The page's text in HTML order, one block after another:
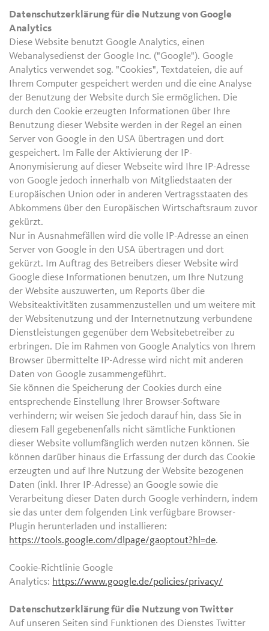
Datenschutzerklärung für die Nutzung von Google
Analytics
Diese Website benutzt Google Analytics, einen
Webanalysedienst der Google Inc. ("Google"). Google
Analytics verwendet sog. "Cookies", Textdateien, die auf
Ihrem Computer gespeichert werden und die eine Analyse
der Benutzung der Website durch Sie ermöglichen. Die
durch den Cookie erzeugten Informationen über Ihre
Benutzung dieser Website werden in der Regel an einen
Server von Google in den USA übertragen und dort
gespeichert. Im Falle der Aktivierung der IP-
Anonymisierung auf dieser Webseite wird Ihre IP-Adresse
von Google jedoch innerhalb von Mitgliedstaaten der
Europäischen Union oder in anderen Vertragsstaaten des
Abkommens über den Europäischen Wirtschaftsraum zuvor
gekürzt.
Nur in Ausnahmefällen wird die volle IP-Adresse an einen
Server von Google in den USA übertragen und dort
gekürzt. Im Auftrag des Betreibers dieser Website wird
Google diese Informationen benutzen, um Ihre Nutzung
der Website auszuwerten, um Reports über die
Websiteaktivitäten zusammenzustellen und um weitere mit
der Websitenutzung und der Internetnutzung verbundene
Dienstleistungen gegenüber dem Websitebetreiber zu
erbringen. Die im Rahmen von Google Analytics von Ihrem
Browser übermittelte IP-Adresse wird nicht mit anderen
Daten von Google zusammengeführt.
Sie können die Speicherung der Cookies durch eine
entsprechende Einstellung Ihrer Browser-Software
verhindern; wir weisen Sie jedoch darauf hin, dass Sie in
diesem Fall gegebenenfalls nicht sämtliche Funktionen
dieser Website vollumfänglich werden nutzen können. Sie
können darüber hinaus die Erfassung der durch das Cookie
erzeugten und auf Ihre Nutzung der Website bezogenen
Daten (inkl. Ihrer IP-Adresse) an Google sowie die
Verarbeitung dieser Daten durch Google verhindern, indem
sie das unter dem folgenden Link verfügbare Browser-
Plugin herunterladen und installieren:
https://tools.google.com/dlpage/gaoptout?hl=de.
Cookie-Richtlinie Google
Analytics: https://www.google.de/policies/privacy/
Datenschutzerklärung für die Nutzung von Twitter
Auf unseren Seiten sind Funktionen des Dienstes Twitter